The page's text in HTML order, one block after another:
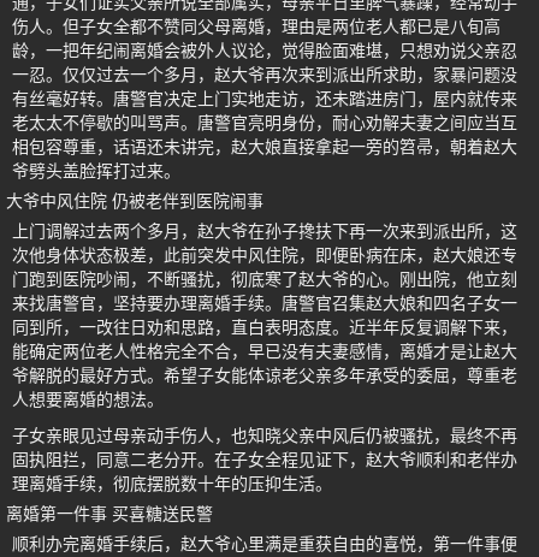
伤人。但子女全都不赞同父母离婚，理由是两位老人都已是八旬高
龄，一把年纪闹离婚会被外人议论，觉得脸面难堪，只想劝说父亲忍
一忍。仅仅过去一个多月，赵大爷再次来到派出所求助，家暴问题没
有丝毫好转。唐警官决定上门实地走访，还未踏进房门，屋内就传来
老太太不停歇的叫骂声。唐警官亮明身份，耐心劝解夫妻之间应当互
相包容尊重，话语还未讲完，赵大娘直接拿起一旁的笤帚，朝着赵大
爷劈头盖脸挥打过来。
大爷中风住院 仍被老伴到医院闹事
上门调解过去两个多月，赵大爷在孙子搀扶下再一次来到派出所，这
次他身体状态极差，此前突发中风住院，即便卧病在床，赵大娘还专
门跑到医院吵闹，不断骚扰，彻底寒了赵大爷的心。刚出院，他立刻
来找唐警官，坚持要办理离婚手续。唐警官召集赵大娘和四名子女一
同到所，一改往日劝和思路，直白表明态度。近半年反复调解下来，
能确定两位老人性格完全不合，早已没有夫妻感情，离婚才是让赵大
爷解脱的最好方式。希望子女能体谅老父亲多年承受的委屈，尊重老
人想要离婚的想法。
子女亲眼见过母亲动手伤人，也知晓父亲中风后仍被骚扰，最终不再
固执阻拦，同意二老分开。在子女全程见证下，赵大爷顺利和老伴办
理离婚手续，彻底摆脱数十年的压抑生活。
离婚第一件事 买喜糖送民警
顺利办完离婚手续后，赵大爷心里满是重获自由的喜悦，第一件事便